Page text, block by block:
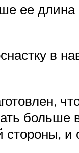
ее
в
больше
стороны,